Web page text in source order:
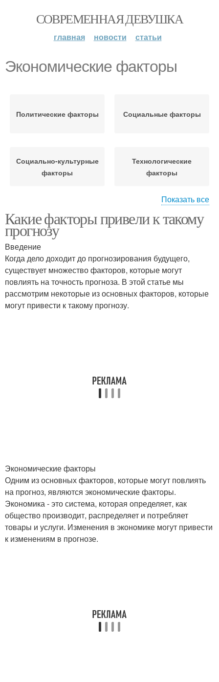
СОВРЕМЕННАЯ ДЕВУШКА
главная новости статьи
Экономические факторы
Политические факторы Социальные факторы
Социально-культурные
факторы
Технологические
факторы
Культурные факторы
факторы
Показать все
Какие факторы привели к такому
прогнозу
Введение
Когда дело доходит до прогнозирования будущего,
существует множество факторов, которые могут
повлиять на точность прогноза. В этой статье мы
рассмотрим некоторые из основных факторов, которые
могут привести к такому прогнозу.
Экономические факторы
Одним из основных факторов, которые могут повлиять
на прогноз, являются экономические факторы.
Экономика - это система, которая определяет, как
общество производит, распределяет и потребляет
товары и услуги. Изменения в экономике могут привести
к изменениям в прогнозе.